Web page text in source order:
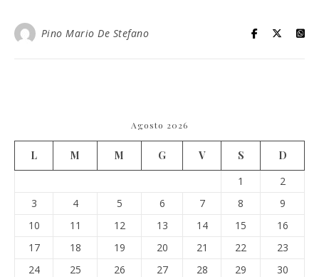
Pino Mario De Stefano
Agosto 2026
L M M G V S
D
1
2
3
4 5 6 7 8
9
10
11 12 13 14 15
16
17
18 19 20 21 22
23
24
25 26 27 28 29
30